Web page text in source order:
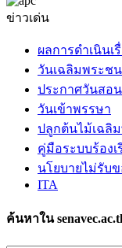
ข่าวเด่น
ผลการดำเนินเ
วันเฉลิมพระช
ประกาศวันสอ
วันเข้าพรรษา
ปลูกต้นไม้เฉลิม
คู่มือระบบร้องเ
นโยบายไม่รับ
ITA
ค้นหาใน